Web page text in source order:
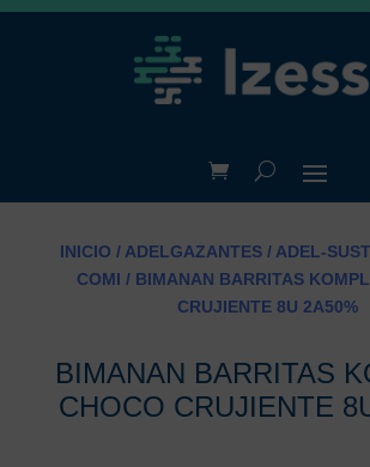
INICIO / ADELGAZANTES/ ADEL-
COMI / BIMANAN BARRITAS
CRUJIENTE 8U 2A50%
BIMANAN BARRITAS
CHOCO CRUJIENTE